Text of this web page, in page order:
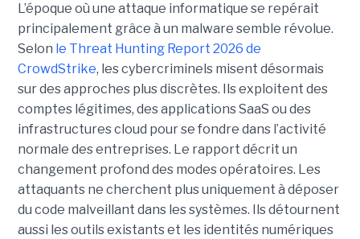
L’époque où une attaque informatique se repérait
principalement grâce à un malware semble révolue.
Selon le Threat Hunting Report 2026 de
CrowdStrike, les cybercriminels misent désormais
sur des approches plus discrètes. Ils exploitent des
comptes légitimes, des applications SaaS ou des
infrastructures cloud pour se fondre dans l’activité
normale des entreprises. Le rapport décrit un
changement profond des modes opératoires. Les
attaquants ne cherchent plus uniquement à déposer
du code malveillant dans les systèmes. Ils détournent
aussi les outils existants et les identités numériques